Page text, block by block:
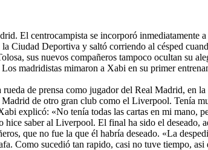
El centrocampista se incorporó inmediatamente
Ciudad Deportiva y saltó corriendo al césped
sus nuevos compañeros tampoco ocultan su
madridistas mimaron a Xabi en su primer
de prensa como jugador del Real Madrid, en la
de otro gran club como el Liverpool. Tenía
explicó: «No tenía todas las cartas en mi mano,
saber al Liverpool. El final ha sido el deseado,
que no fue la que él habría deseado. «La
Como sucedió tan rapido, casi no tuve tiempo, asi